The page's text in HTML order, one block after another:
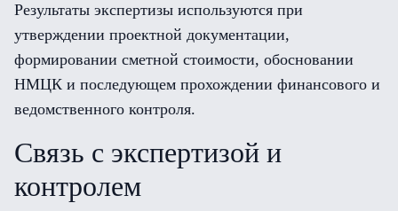
Результаты экспертизы используются при
утверждении проектной документации,
формировании сметной стоимости, обосновании
НМЦК и последующем прохождении финансового и
ведомственного контроля.
Связь с экспертизой и
контролем